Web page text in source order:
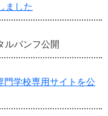
ました
パンフ公開
門学校専用サイトを公